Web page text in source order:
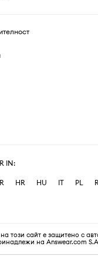
IN:
HR HU IT PL
този сайт е защитено с
на Answear.com